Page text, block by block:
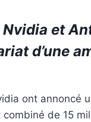
et
d’une
ont annoncé
de 15